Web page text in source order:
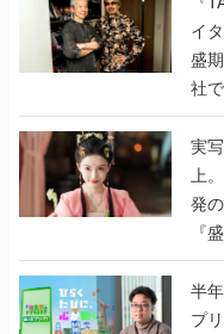
イ
盛
社
『
ん
実
上
発
『
う
半年
プ